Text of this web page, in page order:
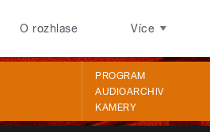
O rozhlase Více
PROGRAM
AUDIOARCHIV
KAMERY